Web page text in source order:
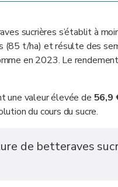
sucrières s’établit à
(85 t/ha) et résulte des
en 2023. Le
une valeur élevée de 56,9
du cours du sucre.
de betteraves